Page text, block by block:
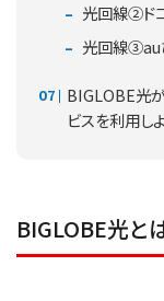
光回線②ド
光回線③au
BIGLOBE光
ビスを利用しよ
BIGLOBE光と